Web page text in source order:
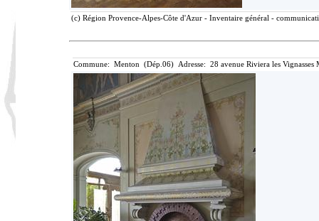
(c) Région Provence-Alpes-Côte d'Azur - Inventaire général -
Commune: Menton (Dép.06) Adresse: 28 avenue Riviera les